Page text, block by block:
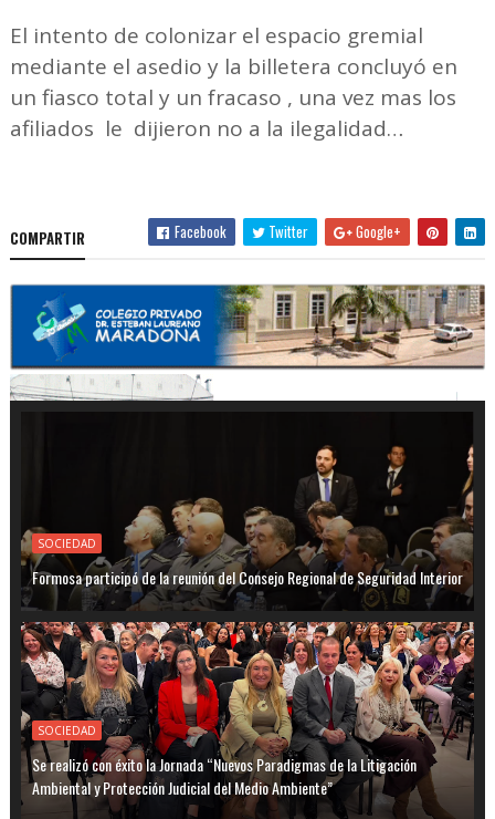
El intento de colonizar el espacio gremial
mediante el asedio y la billetera concluyó en
un fiasco total y un fracaso , una vez mas los
afiliados le dijieron no a la ilegalidad…
COMPARTIR Facebook Twitter Google+
SOCIEDAD
Formosa participó de la reunión del Consejo Regional de Seguridad Interior
SOCIEDAD
Se realizó con éxito la Jornada “Nuevos Paradigmas de la Litigación
Ambiental y Protección Judicial del Medio Ambiente”